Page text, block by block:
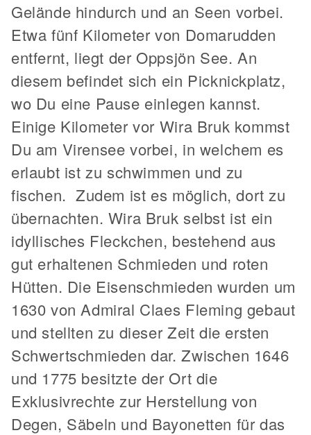
Gelände hindurch und an Seen vorbei.
Etwa fünf Kilometer von Domarudden
entfernt, liegt der Oppsjön See. An
diesem befindet sich ein Picknickplatz,
wo Du eine Pause einlegen kannst.
Einige Kilometer vor Wira Bruk kommst
Du am Virensee vorbei, in welchem es
erlaubt ist zu schwimmen und zu
fischen. Zudem ist es möglich, dort zu
übernachten. Wira Bruk selbst ist ein
idyllisches Fleckchen, bestehend aus
gut erhaltenen Schmieden und roten
Hütten. Die Eisenschmieden wurden um
1630 von Admiral Claes Fleming gebaut
und stellten zu dieser Zeit die ersten
Schwertschmieden dar. Zwischen 1646
und 1775 besitzte der Ort die
Exklusivrechte zur Herstellung von
Degen, Säbeln und Bayonetten für das